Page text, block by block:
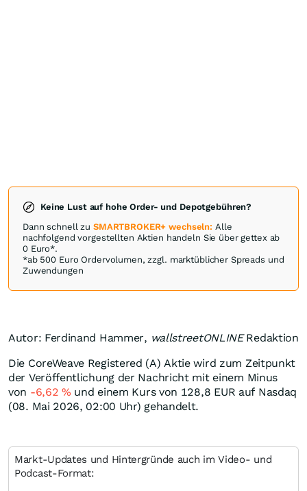
Keine Lust auf hohe Order- und Depotgebühren?
Dann schnell zu SMARTBROKER+ wechseln: Alle
nachfolgend vorgestellten Aktien handeln Sie über gettex ab
0 Euro*.
*ab 500 Euro Ordervolumen, zzgl. marktüblicher Spreads und
Zuwendungen
Autor: Ferdinand Hammer, wallstreetONLINERedaktion
Die CoreWeave Registered (A) Aktie wird zum Zeitpunkt
der Veröffentlichung der Nachricht mit einem Minus
von -6,62% und einem Kurs von 128,8 EUR auf Nasdaq
(08. Mai 2026, 02:00 Uhr) gehandelt.
Markt-Updates und Hintergründe auch im Video- und
Podcast-Format: